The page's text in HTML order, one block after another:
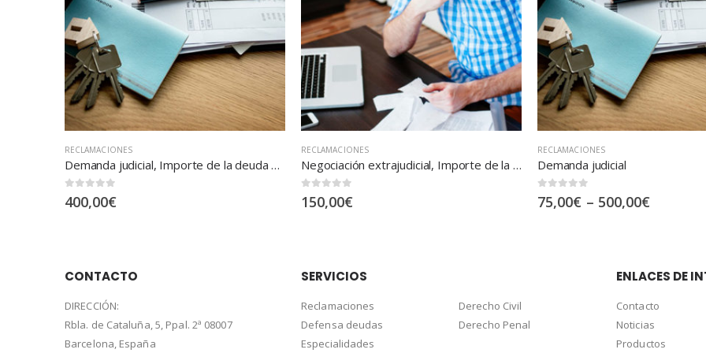
RECLAMACIONES
Negociación extrajudicial, Importe de la deuda pendiente … exceso hasta 250.000 euros
150,00€
RECLAMACIONES
Demanda judicial
75,00€–
RECLAMACIONES
500,00€
CONTACTO
DIRECCIÓN:
Rbla. de Cataluña, 5, Ppal. 2ª 08007
Barcelona, España
SERVICIOS
Reclamaciones
Defensa deudas
Especialidades
Derecho Civil
Derecho Penal
ENLACES DE
Contacto
Noticias
Productos